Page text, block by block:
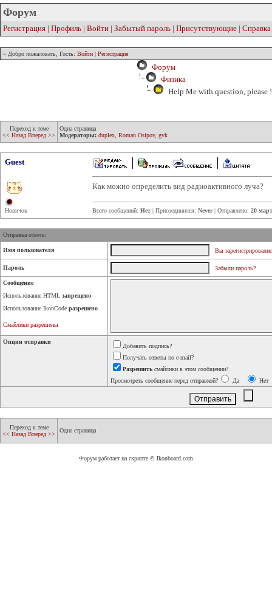
Форум
Регистрация | Профиль | Войти | Забытый пароль | Присутствующие | Справка
» Добро пожаловать, Гость: Войти | Регистрация
Форум
Физика
Help Me with question, please
Переход к теме
<< Назад Вперед >>
Одна страница
Модераторы: duplex Roman Osipov, gvk
Guest
Новичок
Как можно определить вид радиоактивного луча?
Всего сообщений: Нет | Присоединился: Never| Отправлено: 20
Отправка ответа:
Имя пользователя Вы
Пароль Забыли пароль?
Сообщение
Использование HTML запрещено
Использование IkonCode разрешено
Смайлики разрешены
Опции отправки
Добавить подпись?
Получать ответы по e-mail?
Разрешить смайлики в этом сообщении?
Просмотреть сообщение перед отправкой?
Да Нет
Переход к теме
<< Назад Вперед >>
Одна страница
Форум работает на скрипте © Ikonboard.com